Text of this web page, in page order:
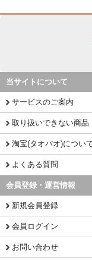
当サイトについて
サービスのご案内
取り扱いできない商品
淘宝(タオバオ)につい
よくある質問
会員登録・運営情報
新規会員登録
会員ログイン
お問い合わせ